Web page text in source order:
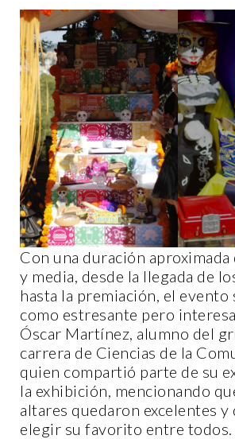
Con una duración aproximada
y media, desde la llegada de
hasta la premiación, el evento
como estresante pero
Óscar Martínez, alumno del
carrera de Ciencias de la
quien compartió parte de su
la exhibición, mencionando
altares quedaron excelentes y
elegir su favorito entre todos.